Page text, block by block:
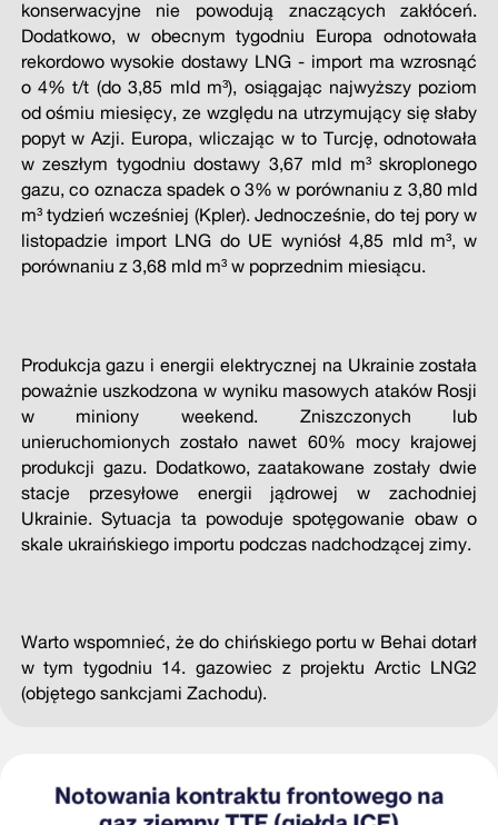
konserwacyjne nie powodują znaczących zakłóceń.
Dodatkowo, w obecnym tygodniu Europa odnotowała
rekordowo wysokie dostawy LNG - import ma wzrosnąć
o 4% t/t (do 3,85 mld m³), osiągając najwyższy poziom
od ośmiu miesięcy, ze względu na utrzymujący się słaby
popyt w Azji. Europa, wliczając w to Turcję, odnotowała
w zeszłym tygodniu dostawy 3,67 mld m³ skroplonego
gazu, co oznacza spadek o 3% w porównaniu z 3,80 mld
m³ tydzień wcześniej (Kpler). Jednocześnie, do tej pory w
listopadzie import LNG do UE wyniósł 4,85 mld m³, w
porównaniu z 3,68 mld m³ w poprzednim miesiącu.
Produkcja gazu i energii elektrycznej na Ukrainie została
poważnie uszkodzona w wyniku masowych ataków Rosji
w miniony weekend. Zniszczonych lub
unieruchomionych zostało nawet 60% mocy krajowej
produkcji gazu. Dodatkowo, zaatakowane zostały dwie
stacje przesyłowe energii jądrowej w zachodniej
Ukrainie. Sytuacja ta powoduje spotęgowanie obaw o
skale ukraińskiego importu podczas nadchodzącej zimy.
Warto wspomnieć, że do chińskiego portu w Behai dotarł
w tym tygodniu 14. gazowiec z projektu Arctic LNG2
(objętego sankcjami Zachodu).